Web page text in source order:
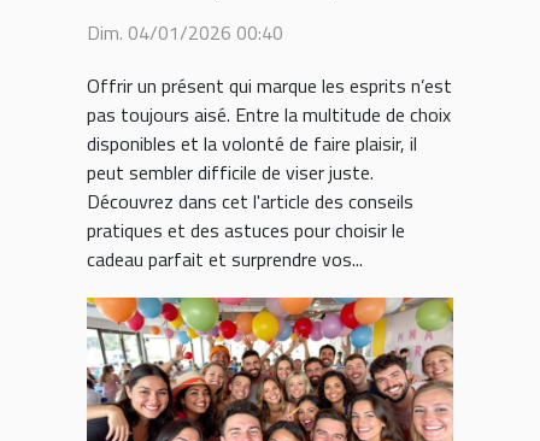
?
Dim. 04/01/2026 00:40
Offrir un présent qui marque les esprits n’est
pas toujours aisé. Entre la multitude de choix
disponibles et la volonté de faire plaisir, il
peut sembler difficile de viser juste.
Découvrez dans cet l'article des conseils
pratiques et des astuces pour choisir le
cadeau parfait et surprendre vos...